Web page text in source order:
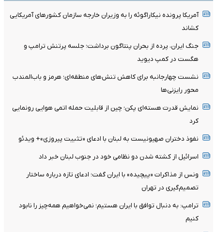
آمریکا پرونده نیکاراگوئه را به وزیران خارجه سازمان کشورهای آمریکایی
کشاند
جنگ ایران، پرده از بحران پنتاگون برداشت؛ جلسه پرتنش ترامپ و
هگست در کمپ دیوید
نشست چهارجانبه برای کاهش تنش‌های منطقه‌ای؛ هرمز و باب‌المندب
محور رایزنی‌ها
نمایش قدرت هسته‌ای پکن؛ چین از قابلیت حمله اتمی هوایی رونمایی
کرد
نفوذ دختران صهیونیست به لبنان با ادعای «تثبیت پیروزی»+ ویدئو
اسرائیل از کشته شدن دو نظامی خود در جنوب لبنان خبر داد
ونس از مذاکرات «پیچیده» با ایران گفت؛ ادعای تازه درباره ساختار
تصمیم‌گیری در تهران
ترامپ: به دنبال توافق با ایران هستیم؛ نمی‌خواهیم همه‌چیز را نابود
کنیم